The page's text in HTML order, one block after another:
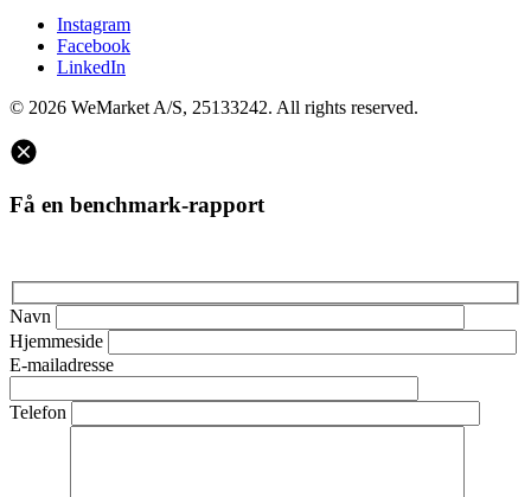
Instagram
Facebook
LinkedIn
© 2026 WeMarket A/S, 25133242. All rights reserved.
Få en benchmark-rapport
Navn
Hjemmeside
E-mailadresse
Telefon